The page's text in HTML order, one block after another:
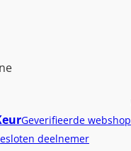
Geverifieerde webshop
deelnemer